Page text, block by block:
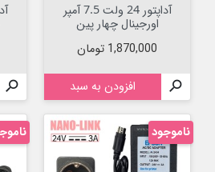
آداپتور 24 ولت 7.5 آمپر
اورجینال چهار پین
قیمت
1,870,000 تومان
 افزودن به سبد 
ناموجود